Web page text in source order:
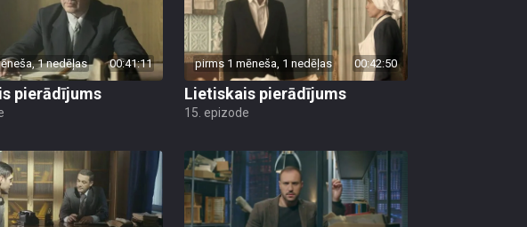
1 nedēļas 00:41:11
pierādījums
pirms 1 mēneša, 1 nedēļas 00:42:50
Lietiskais pierādījums
15. epizode